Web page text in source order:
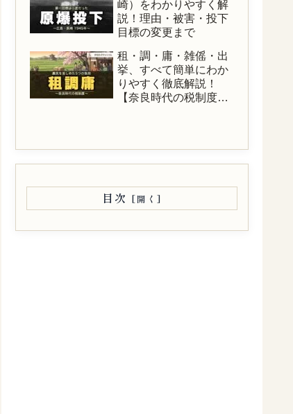
崎）をわかりやすく解
説！理由・被害・投下
目標の変更まで
租・調・庸・雑傜・出
挙、すべて簡単にわか
りやすく徹底解説！
【奈良時代の税制度を
目次